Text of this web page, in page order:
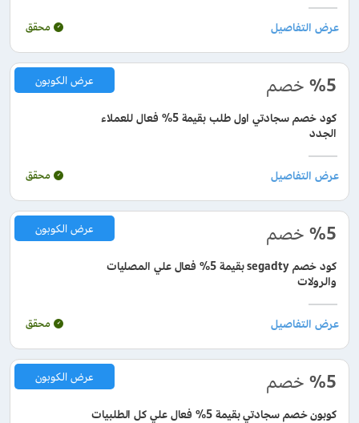
محقق
%5 خصم
كود خصم سجادتي اول طلب بقيمة 5% فعال للعملاء
الجدد
عرض الكوبون
محقق
%5 خصم
كود خصم segadty بقيمة 5% فعال علي المصليات
والرولات
عرض الكوبون
محقق
%5 خصم
كوبون خصم سجادتي بقيمة 5% فعال علي كل الطلبيات
عرض الكوبون